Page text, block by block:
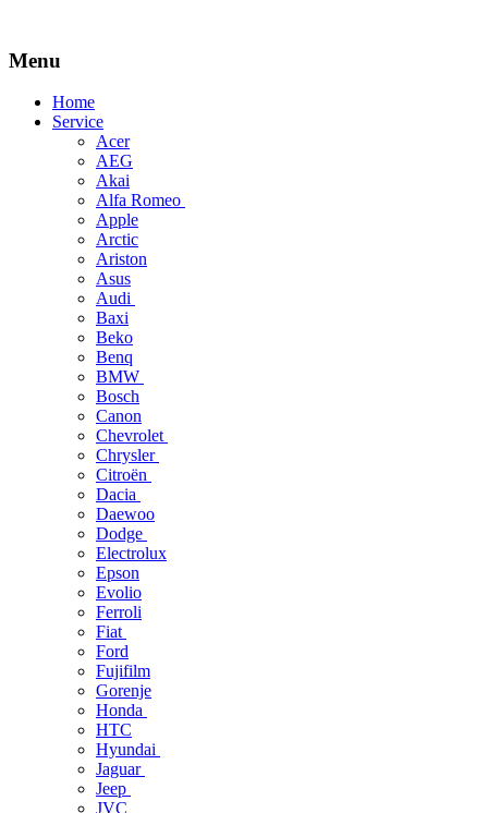
Menu
Skip
Home
Service
Acer
AEG
Akai
Alfa Romeo
Apple
Arctic
Ariston
Asus
Audi
Baxi
Beko
Benq
BMW
Bosch
Canon
Chevrolet
Chrysler
Citroën
Dacia
Daewoo
Dodge
Electrolux
Epson
Evolio
Ferroli
Fiat
Ford
Fujifilm
Gorenje
Honda
HTC
Hyundai
Jaguar
Jeep
JVC